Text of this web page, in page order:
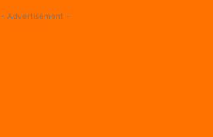
- Advertisement -